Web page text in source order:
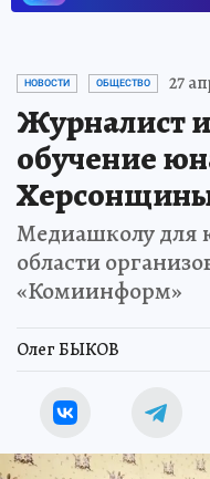
НОВОСТИ ОБЩЕСТВО 27
Журналист
обучение
Медиашколу для
области
«Комиинформ»
Олег БЫКОВ